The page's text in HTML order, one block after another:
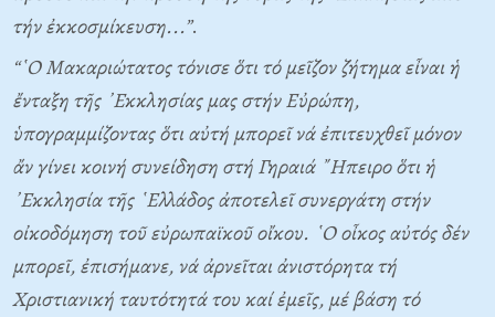
τήν ἐκκοσμίκευση...”.
“῾Ο Μακαριώτατος τόνισε ὅτι τό μεῖζον ζήτημα εἶναι ἡ
ἔνταξη τῆς ᾿Εκκλησίας μας στήν Εὐρώπη,
ὑπογραμμίζοντας ὅτι αὐτή μπορεῖ νά ἐπιτευχθεῖ μόνον
ἄν γίνει κοινή συνείδηση στή Γηραιά ῎Ηπειρο ὅτι ἡ
᾿Εκκλησία τῆς ῾Ελλάδος ἀποτελεῖ συνεργάτη στήν
οἰκοδόμηση τοῦ εὐρωπαϊκοῦ οἴκου. ῾Ο οἶκος αὐτός δέν
μπορεῖ, ἐπισήμανε, νά ἀρνεῖται ἀνιστόρητα τή
Χριστιανική ταυτότητά του καί ἐμεῖς, μέ βάση τό